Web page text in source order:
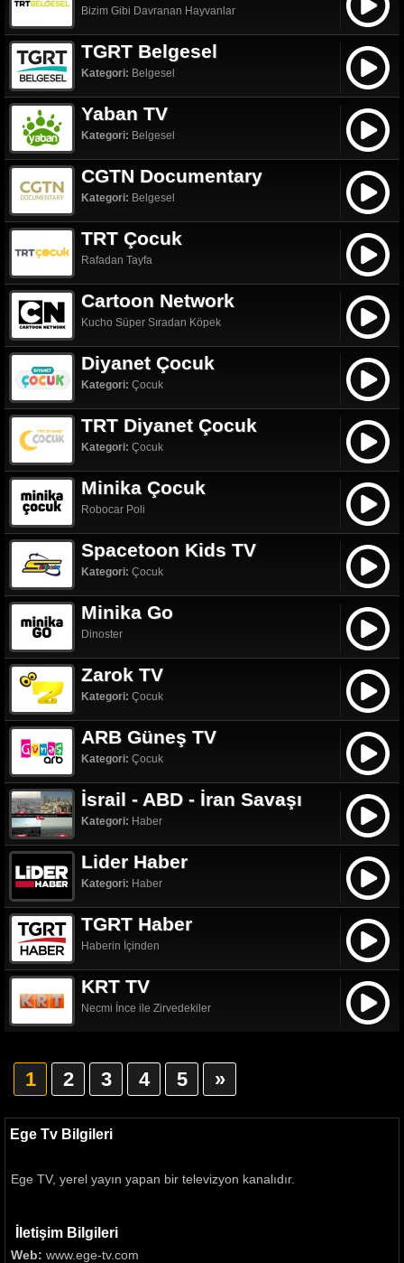
Bizim Gibi Davranan Hayvanlar
TGRT Belgesel
Kategori: Belgesel
Yaban TV
Kategori: Belgesel
CGTN Documentary
Kategori: Belgesel
TRT Çocuk
Rafadan Tayfa
Cartoon Network
Kucho Süper Sıradan Köpek
Diyanet Çocuk
Kategori: Çocuk
TRT Diyanet Çocuk
Kategori: Çocuk
Minika Çocuk
Robocar Poli
Spacetoon Kids TV
Kategori: Çocuk
Minika Go
Dinoster
Zarok TV
Kategori: Çocuk
ARB Güneş TV
Kategori: Çocuk
İsrail - ABD - İran Savaşı
Kategori: Haber
Lider Haber
Kategori: Haber
TGRT Haber
Haberin İçinden
KRT TV
Necmi İnce ile Zirvedekiler
1 2 3 4 5 »
Ege Tv Bilgileri
Ege TV, yerel yayın yapan bir televizyon kanalıdır.
İletişim Bilgileri
Web: www.ege-tv.com